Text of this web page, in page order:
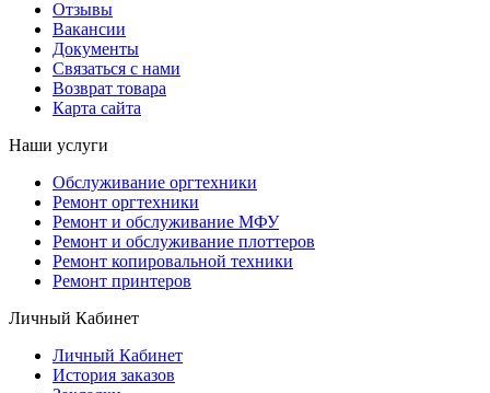
Отзывы
Вакансии
Документы
Связаться с нами
Возврат товара
Карта сайта
Наши услуги
Обслуживание оргтехники
Ремонт оргтехники
Ремонт и обслуживание МФУ
Ремонт и обслуживание плоттеров
Ремонт копировальной техники
Ремонт принтеров
Личный Кабинет
Личный Кабинет
История заказов